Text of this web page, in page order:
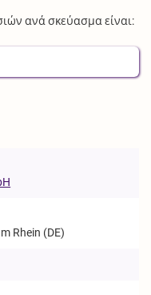
ανά σκεύασμα είναι:
Rhein (DE)